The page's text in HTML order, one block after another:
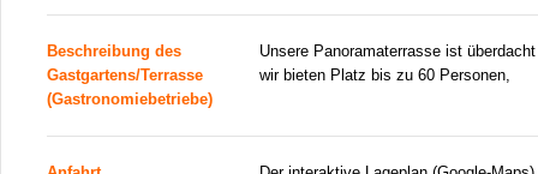
Beschreibung des
Gastgartens/Terrasse
(Gastronomiebetriebe)
Unsere Panoramaterrasse ist
wir bieten Platz bis zu 60 Personen,